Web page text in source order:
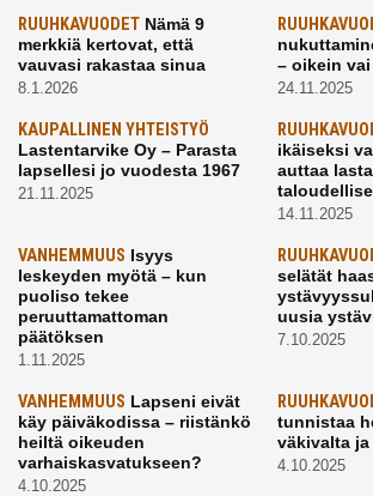
RUUHKAVUODET Nämä 9
merkkiä kertovat, että
vauvasi rakastaa sinua
8.1.2026
– oikein vai
24.11.2025
KAUPALLINEN YHTEISTYÖ
Lastentarvike Oy – Parasta
lapsellesi jo vuodesta 1967
21.11.2025
ikäiseksi
auttaa
14.11.2025
VANHEMMUUS Isyys
leskeyden myötä – kun
puoliso tekee
peruuttamattoman
päätöksen
1.11.2025
selätät
uusia
7.10.2025
VANHEMMUUS Lapseni eivät
käy päiväkodissa – riistänkö
heiltä oikeuden
varhaiskasvatukseen?
4.10.2025
tunnistaa
väkivalta
4.10.2025